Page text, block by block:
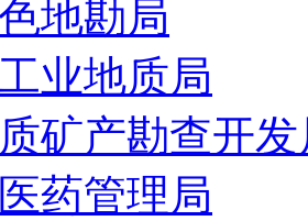
地勘局
业地质局
矿产勘查开发
药管理局